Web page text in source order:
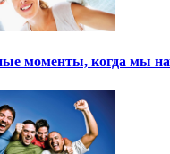
моменты, когда мы